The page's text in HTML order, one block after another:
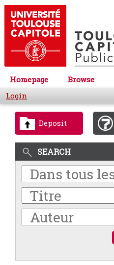
Homepage Browse
Login
Deposit
SEARCH